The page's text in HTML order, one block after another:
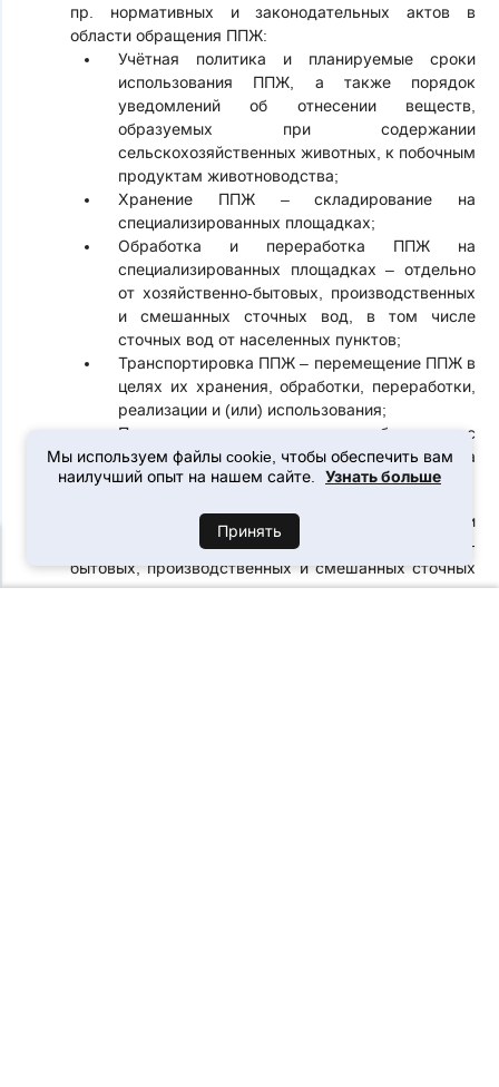
пр. нормативных и законодательных актов в
области обращения ППЖ:
Учётная политика и планируемые сроки
использования ППЖ, а также порядок
уведомлений об отнесении веществ,
образуемых при содержании
сельскохозяйственных животных, к побочным
продуктам животноводства;
Хранение ППЖ – складирование на
специализированных площадках;
Обработка и переработка ППЖ на
специализированных площадках – отдельно
от хозяйственно-бытовых, производственных
и смешанных сточных вод, в том числе
сточных вод от населенных пунктов;
Транспортировка ППЖ – перемещение ППЖ в
целях их хранения, обработки, переработки,
реализации и (или) использования;
Политика контроля качества по обращению с
ППЖ – избежание причинение вреда
окружающей среде.
Проектные работы по разработке линии очистки и
нейтрализации ППЖ, а также хозяйственно-
бытовых, производственных и смешанных сточных
вод, в том числе сточных вод от населенных
Мы используем файлы cookie, чтобы обеспечить вам
наилучший опыт на нашем сайте.
Узнать больше
Принять